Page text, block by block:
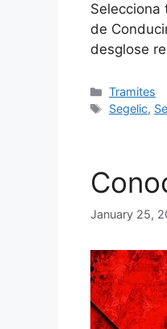
Selecciona
de
desglose
Categories
Tramites
Tags
Segelic,
January 25,